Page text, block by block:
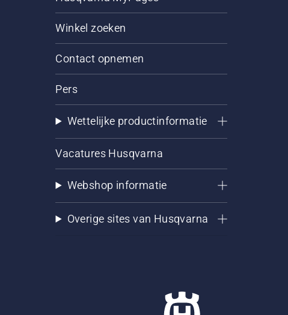
Winkel zoeken
Contact opnemen
Pers
Wettelijke productinformatie
Vacatures Husqvarna
Webshop informatie
Overige sites van Husqvarna